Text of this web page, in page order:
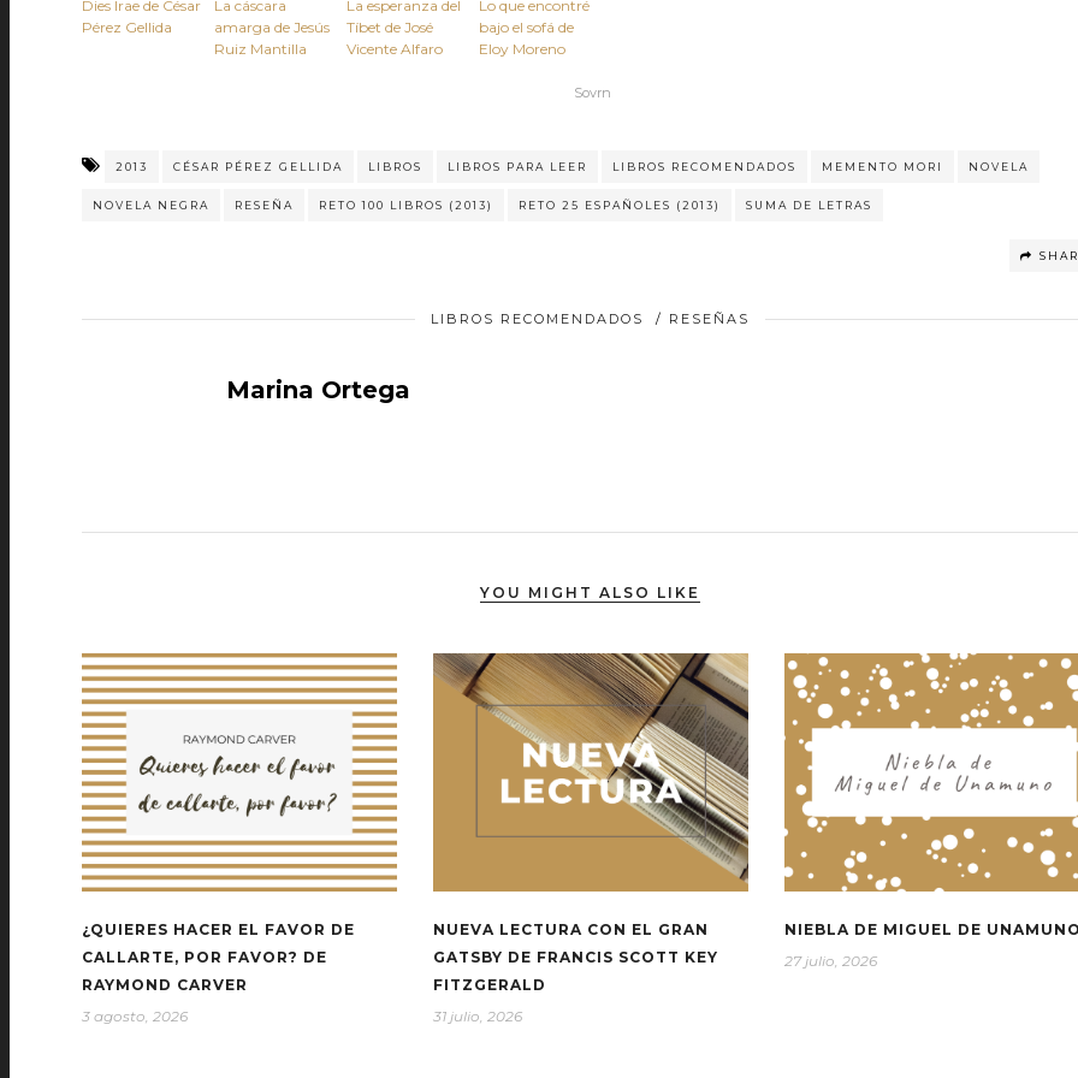
Dies Irae de César
Pérez Gellida
La cáscara
amarga de Jesús
Ruiz Mantilla
La esperanza del
Tíbet de José
Vicente Alfaro
Lo que encontré
bajo el sofá de
Eloy Moreno
Sovrn
2013 CÉSAR PÉREZ GELLIDA LIBROS LIBROS PARA LEER LIBROS RECOMENDADOS MEMENTO MORI NOVELA
NOVELA NEGRA RESEÑA RETO 100 LIBROS (2013) RETO 25 ESPAÑOLES (2013) SUMA DE LETRAS
LIBROS RECOMENDADOS / RESEÑAS
Marina Ortega
YOU MIGHT ALSO LIKE
¿QUIERES HACER EL FAVOR DE
CALLARTE, POR FAVOR? DE
RAYMOND CARVER
3 agosto, 2026
NUEVA LECTURA CON EL GRAN
GATSBY DE FRANCIS SCOTT KEY
FITZGERALD
31 julio, 2026
NIEBLA DE MIGUEL DE
27 julio, 2026